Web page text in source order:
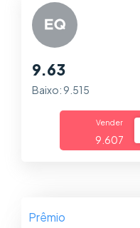
Central de Ajuda
9.63
Baixo: 9.515
Vender
9.607
Prêmio